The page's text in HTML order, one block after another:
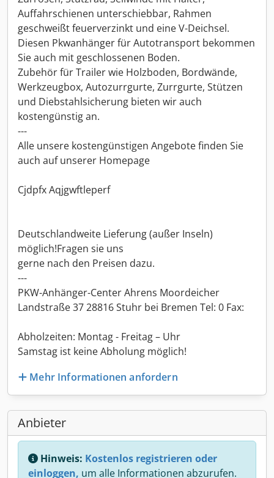
Auffahrschienen unterschiebbar, Rahmen
geschweißt feuerverzinkt und eine V-Deichsel.
Diesen Pkwanhänger für Autotransport bekommen
Sie auch mit geschlossenen Boden.
Zubehör für Trailer wie Holzboden, Bordwände,
Werkzeugbox, Autozurrgurte, Zurrgurte, Stützen
und Diebstahlsicherung bieten wir auch
kostengünstig an.
---
Alle unsere kostengünstigen Angebote finden Sie
auch auf unserer Homepage
Cjdpfx Aqjgwftleperf
Deutschlandweite Lieferung (außer Inseln)
möglich!Fragen sie uns
gerne nach den Preisen dazu.
---
PKW-Anhänger-Center Ahrens Moordeicher
Landstraße 37 28816 Stuhr bei Bremen Tel: 0 Fax:
Abholzeiten: Montag - Freitag – Uhr
Samstag ist keine Abholung möglich!
Mehr Informationen anfordern
Anbieter
Hinweis: Kostenlos registrieren oder
einloggen, um alle Informationen abzurufen.